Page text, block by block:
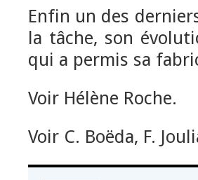
Enfin un des
la tâche, son
qui a permis sa
Voir Hélène Roche.
Voir C. Boëda, F.